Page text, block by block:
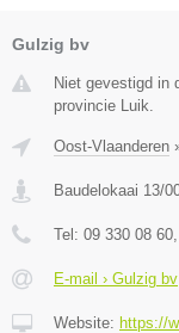
Gulzig bv
Niet gevestigd in
provincie Luik.
Oost-Vlaanderen
Baudelokaai 13/
Tel: 09 330 08 60
E-mail › Gulzig bv
Website: https://